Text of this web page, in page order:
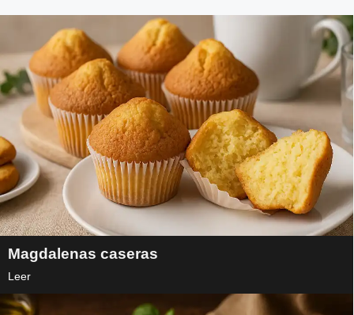
Magdalenas caseras
Leer